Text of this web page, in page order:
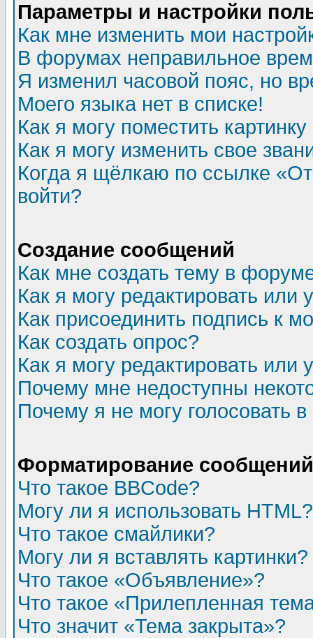
Параметры и настройки
Как мне изменить мои
В форумах неправильное
Я изменил часовой пояс, но
Моего языка нет в списке!
Как я могу поместить
Как я могу изменить свое
Когда я щёлкаю по ссылке
войти?
Создание сообщений
Как мне создать тему в
Как я могу редактировать или
Как присоединить подпись к
Как создать опрос?
Как я могу редактировать или
Почему мне недоступны
Почему я не могу голосовать
Форматирование
Что такое BBCode?
Могу ли я использовать HTML?
Что такое смайлики?
Могу ли я вставлять картинки?
Что такое «Объявление»?
Что такое «Прилепленная
Что значит «Тема закрыта»?